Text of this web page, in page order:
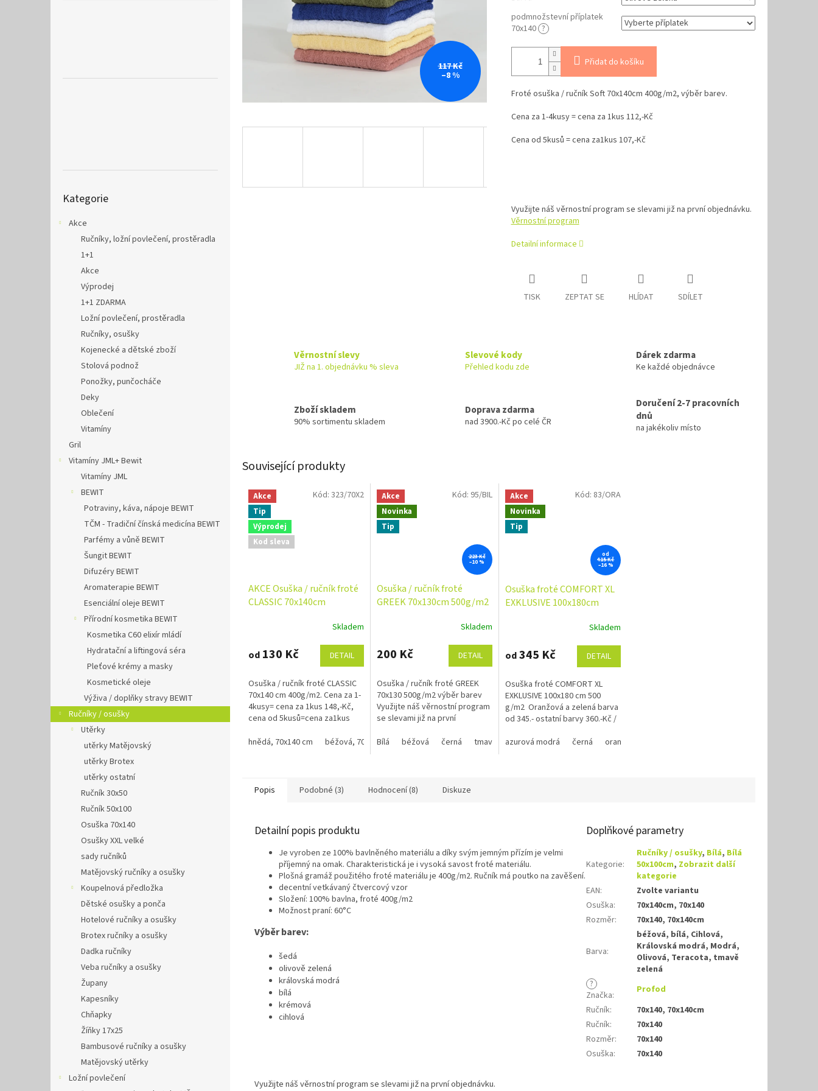
kategorie
Kategorie
Akce
Ručníky, ložní povlečení, prostěradla
1+1
Akce
Výprodej
1+1 ZDARMA
Ložní povlečení, prostěradla
Ručníky, osušky
Kojenecké a dětské zboží
Stolová podnož
Ponožky, punčocháče
Deky
Oblečení
Vitamíny
Gril
Vitamíny JML+ Bewit
Vitamíny JML
BEWIT
Potraviny, káva, nápoje BEWIT
TČM - Tradiční čínská medicína BEWIT
Parfémy a vůně BEWIT
Šungit BEWIT
Difuzéry BEWIT
Aromaterapie BEWIT
Esenciální oleje BEWIT
Přírodní kosmetika BEWIT
Kosmetika C60 elixír mládí
Hydratační a liftingová séra
Pleťové krémy a masky
Kosmetické oleje
Výživa / doplňky stravy BEWIT
Ručníky / osušky
Utěrky
utěrky Matějovský
utěrky Brotex
utěrky ostatní
Ručník 30x50
Ručník 50x100
Osuška 70x140
Osušky XXL velké
sady ručníků
Matějovský ručníky a osušky
Koupelnová předložka
Dětské osušky a ponča
Hotelové ručníky a osušky
Brotex ručníky a osušky
Dadka ručníky
Veba ručníky a osušky
Župany
Kapesníky
Chňapky
Žíňky 17x25
Bambusové ručníky a osušky
Matějovský utěrky
Ložní povlečení
117 Kč
–8 %
podmnožstevní příplatek
70x140 ?
Přidat do košíku
Froté osuška / ručník Soft 70x140cm 400g/m2, výběr barev.
Cena za 1-4kusy = cena za 1kus 112,-Kč
Cena od 5kusů = cena za1kus 107,-Kč
Využijte náš věrnostní program se slevami již na první objednávku.
Věrnostní program
Detailní informace
TISK ZEPTAT SE HLÍDAT SDÍLET
Věrnostní slevy
JIŽ na 1. objednávku % sleva
Slevové kody
Přehled kodu zde
Dárek zdarma
Ke každé objednávce
Zboží skladem
90% sortimentu skladem
Doprava zdarma
nad 3900.-Kč po celé ČR
Doručení 2-7 pracovních
dnů
na jakékoliv místo
Související produkty
Akce
Tip
Výprodej
Kod sleva
AKCE Osuška / ručník froté
CLASSIC 70x140cm
produktu
z
5
hvězdiček.
Skladem
od 130 Kč DETAIL
Osuška / ručník froté CLASSIC
70x140 cm 400g/m2. Cena za 1-
4kusy= cena za 1kus 148,-Kč,
cena od 5kusů=cena za1kus
a žlutá barva od 135.-Kč ,...
hnědá, 70x140 cm béžová, 70x140 cm černá, 70x140 cm červená, 70x140 cm krémová, 70x140cm
Kód: 323/70X2
Akce
Novinka
Tip
223 Kč
–10 %
Osuška / ručník froté
GREEK 70x130cm 500g/m2
produktu
z
5
hvězdiček.
Skladem
200 Kč DETAIL
Osuška / ručník froté GREEK
70x130 500g/m2 výběr barev
Využijte náš věrnostní program
se slevami již na první
Bílá
béžová černá tmavě modrá
Kód: 95/BIL
Akce
Novinka
Tip
od
415 Kč
–16 %
Osuška froté COMFORT XL
EXKLUSIVE 100x180cm
produktu
z
5
hvězdiček.
Skladem
od345 Kč DETAIL
Osuška froté COMFORT XL
EXKLUSIVE 100x180 cm 500
g/m2 Oranžová a zelená barva
od 345.- ostatní barvy 360.-Kč /
program se slevami již...
azurová modrá černá oranžová
Kód: 83/ORA
Popis Podobné (3) Hodnocení (8) Diskuze
Detailní popis produktu
Je vyroben ze 100% bavlněného materiálu a díky svým jemným přízím je velmi
příjemný na omak. Charakteristická je i vysoká savost froté materiálu.
Plošná gramáž použitého froté materiálu je 400g/m2. Ručník má poutko na zavěšení.
decentní vetkávaný čtvercový vzor
Složení: 100% bavlna, froté 400g/m2
Možnost praní: 60°C
Výběr barev:
šedá
olivově zelená
královská modrá
bílá
krémová
cihlová
Využijte náš věrnostní program se slevami již na první objednávku.
Doplňkové parametry
Kategorie:
Ručníky / osušky, Bílá, Bílá
50x100cm, Zobrazit další
kategorie
EAN:
Zvolte variantu
Osuška:
70x140cm, 70x140
Rozměr: 70x140, 70x140cm
Barva:
béžová, bílá, Cihlová,
Královská modrá, Modrá,
Olivová, Teracota, tmavě
zelená
?
Značka:
Profod
Ručník:
70x140, 70x140cm
Ručník:
70x140
Rozměr:
70x140
Osuška: 70x140